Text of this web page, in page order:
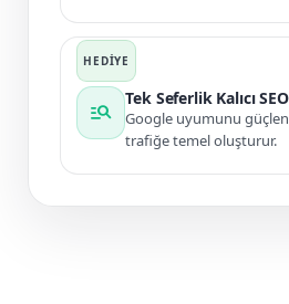
manage_search
Tek Seferlik Kalıcı
Google uyumunu
trafiğe temel oluşturur.